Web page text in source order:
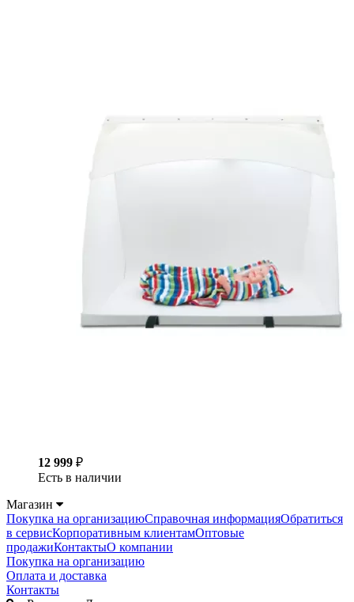
12 999 ₽
Есть в наличии
Магазин
Покупка на организациюСправочная информацияОбратиться
в сервисКорпоративным клиентамОптовые
продажиКонтактыО компании
Покупка на организацию
Оплата и доставка
Контакты